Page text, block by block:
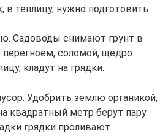
теплицу, нужно подготовить
Садоводы снимают грунт в
соломой, щедро
кладут на грядки.
Удобрить землю органикой,
квадратный метр берут пару
грядки проливают